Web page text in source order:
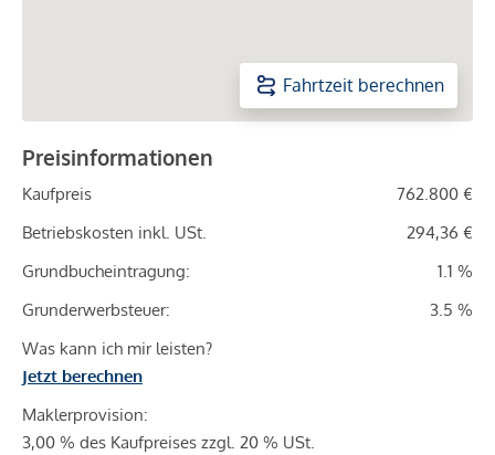
Fahrtzeit berechnen
Preisinformationen
Kaufpreis
762.800 €
Betriebskosten inkl. USt.
294,36 €
Grundbucheintragung:
1.1 %
Grunderwerbsteuer:
3.5 %
Was kann ich mir leisten?
Jetzt berechnen
Maklerprovision:
3,00 % des Kaufpreises zzgl. 20 % USt.